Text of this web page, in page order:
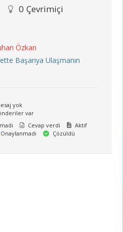
0 Çevrimiçi
Özkan
Başarıya Ulaşmanın
yok
var
Cevap verdi
Aktif
Onaylanmadı
Çözüldü